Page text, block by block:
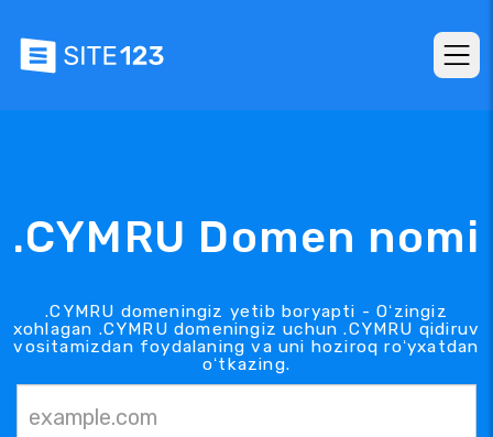
.CYMRU Domen nomi
.CYMRU domeningiz yetib boryapti - Oʻzingiz
xohlagan .CYMRU domeningiz uchun .CYMRU qidiruv
vositamizdan foydalaning va uni hoziroq roʻyxatdan
oʻtkazing.